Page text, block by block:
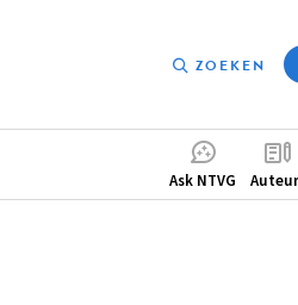
ZOEKEN
Ask NTVG